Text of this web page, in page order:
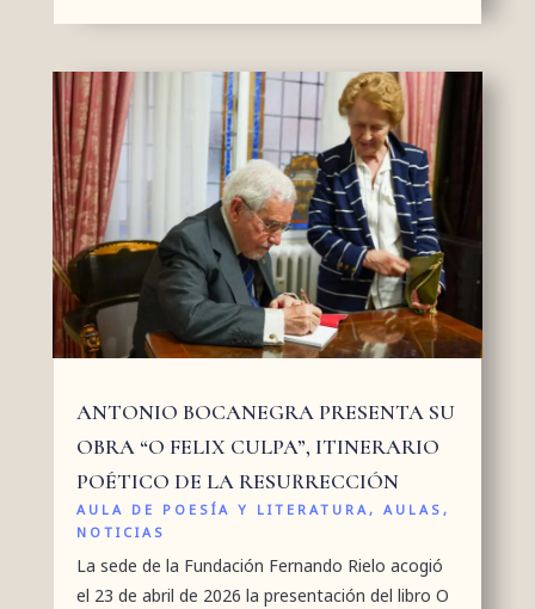
ANTONIO BOCANEGRA PRESENTA SU
OBRA “O FELIX CULPA”, ITINERARIO
POÉTICO DE LA RESURRECCIÓN
AULA DE POESÍA Y LITERATURA, AULAS,
NOTICIAS
La sede de la Fundación Fernando Rielo acogió
el 23 de abril de 2026 la presentación del libro O